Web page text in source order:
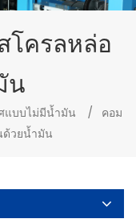
โครลหล่อ
น
แบบไม่มีน้ำมัน / คอม
ด้วยน้ำมัน